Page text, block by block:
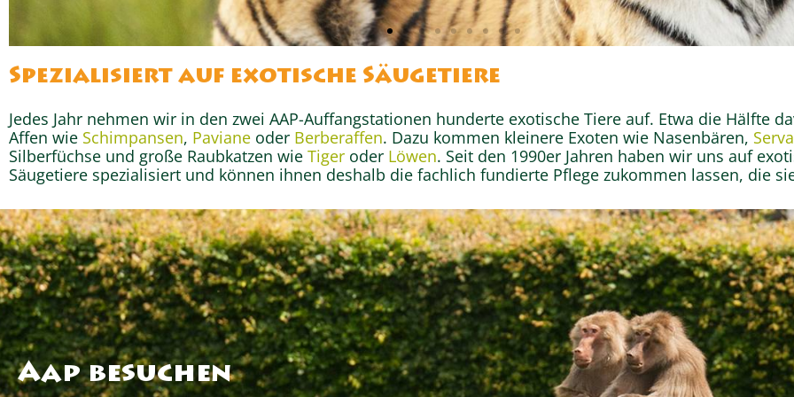
Wissenswertes über
Schimpansen
Spezialisiert auf exotische Säugetiere
Jedes Jahr nehmen wir in den zwei AAP-Auffangstationen hunderte exotische Tiere auf. Etwa die Hälfte
Affen wie Schimpansen, Paviane oder Berberaffen. Dazu kommen kleinere Exoten wie Nasenbären,
Silberfüchse und große Raubkatzen wie Tiger oder Löwen. Seit den 1990er Jahren haben wir uns auf
Säugetiere spezialisiert und können ihnen deshalb die fachlich fundierte Pflege zukommen lassen, die
Aap besuchen